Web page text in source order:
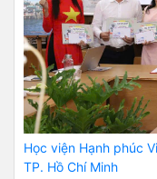
Học viện Hạnh phúc
TP. Hồ Chí Minh